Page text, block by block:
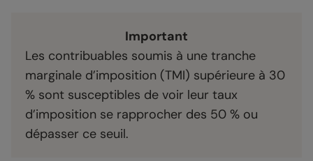
Important
Les contribuables soumis à une tranche
marginale d’imposition (TMI) supérieure à 30
% sont susceptibles de voir leur taux
d’imposition se rapprocher des 50 % ou
dépasser ce seuil.